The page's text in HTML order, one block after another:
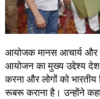
आयोजक मानस आचार्य और
आयोजन का मुख्य उद्देश्य
करना और लोगों को
रूबरू कराना है। उन्होंने